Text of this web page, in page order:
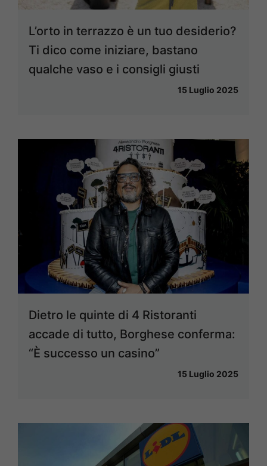
L’orto in terrazzo è un tuo desiderio?
Ti dico come iniziare, bastano
qualche vaso e i consigli giusti
15 Luglio 2025
Dietro le quinte di 4 Ristoranti
accade di tutto, Borghese conferma:
“È successo un casino”
15 Luglio 2025